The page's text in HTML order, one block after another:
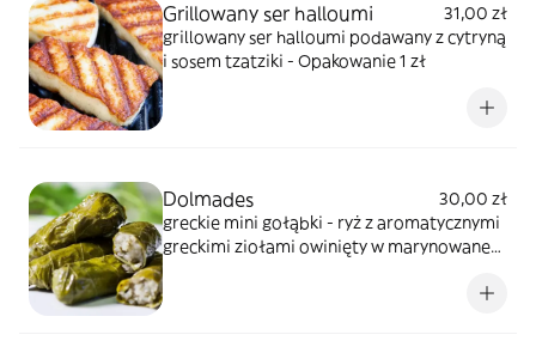
Grillowany ser halloumi
31,00 zł
grillowany ser halloumi podawany z cytryną
i sosem tzatziki - Opakowanie 1 zł
Dolmades
30,00 zł
greckie mini gołąbki - ryż z aromatycznymi
greckimi ziołami owinięty w marynowane